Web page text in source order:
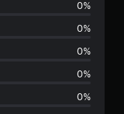
0%
0%
0%
0%
0%